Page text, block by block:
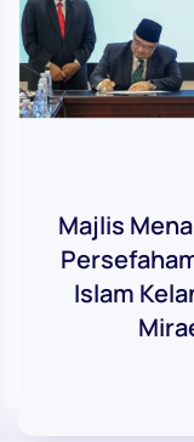
Majlis
Islam